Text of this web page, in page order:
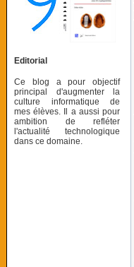
Editorial
Ce blog a pour objectif
principal d'augmenter la
culture informatique de
mes élèves. Il a aussi pour
ambition de refléter
l'actualité technologique
dans ce domaine.